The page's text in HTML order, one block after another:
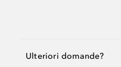
Ulteriori domande?